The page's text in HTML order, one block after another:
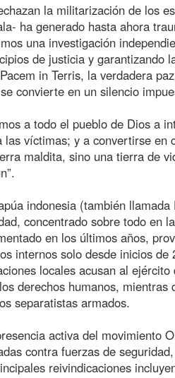
la militarización de los
ha generado hasta ahora
una investigación
de justicia y garantizando
in Terris, la verdadera
convierte en un silencio
a todo el pueblo de Dios a
las víctimas; y a convertirse
maldita, sino una tierra de
indonesia (también
concentrado sobre todo en
en los últimos años,
internos solo desde inicios
locales acusan al
derechos humanos,
separatistas armados.
activa del movimiento
contra fuerzas de
reivindicaciones